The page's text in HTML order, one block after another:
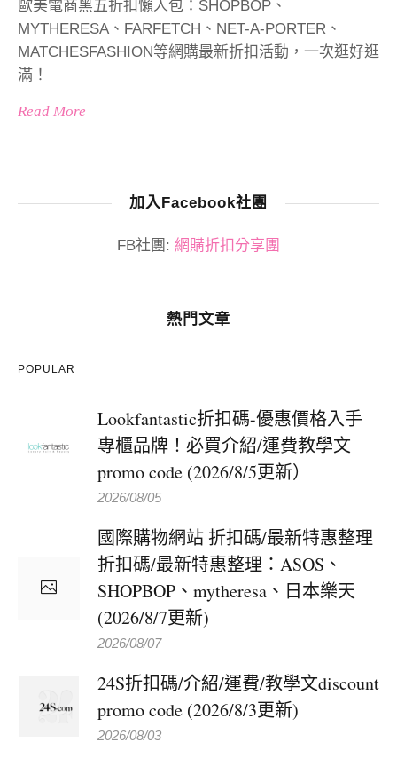
歐美電商黑五折扣懶人包：SHOPBOP、
MYTHERESA、FARFETCH、NET-A-PORTER、
MATCHESFASHION等網購最新折扣活動，一次逛好逛
滿！
Read More
加入Facebook社團
FB社團: 網購折扣分享團
熱門文章
POPULAR
Lookfantastic折扣碼-優惠價格入手
專櫃品牌！必買介紹/運費教學文
promo code (2026/8/5更新）
2026/08/05
國際購物網站 折扣碼/最新特惠整理
折扣碼/最新特惠整理：ASOS、
SHOPBOP、mytheresa、日本樂天
(2026/8/7更新)
2026/08/07
24S折扣碼/介紹/運費/教學文discount
promo code (2026/8/3更新)
2026/08/03